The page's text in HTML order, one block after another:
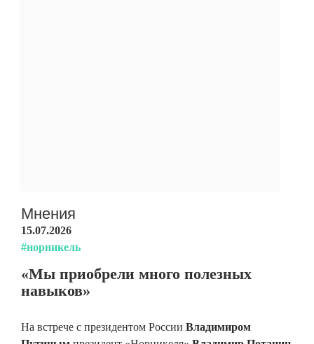
Мнения
15.07.2026
#норникель
«Мы приобрели много полезных
навыков»
На встрече с президентом России Владимиром